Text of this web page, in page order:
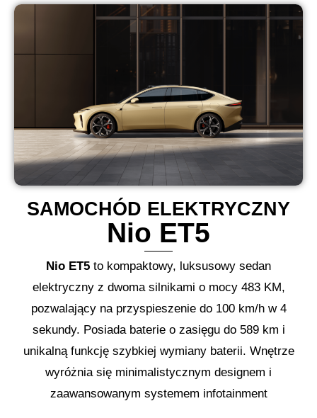
SAMOCHÓD ELEKTRYCZNY
Nio ET5
Nio ET5 to kompaktowy, luksusowy sedan
elektryczny z dwoma silnikami o mocy 483 KM,
pozwalający na przyspieszenie do 100 km/h w 4
sekundy. Posiada baterie o zasięgu do 589 km i
unikalną funkcję szybkiej wymiany baterii. Wnętrze
wyróżnia się minimalistycznym designem i
zaawansowanym systemem infotainment​